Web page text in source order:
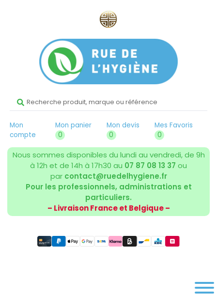
Mon
compte
Mon panier
0
Mon devis
0
Mes Favoris
0
Nous sommes disponibles du lundi au vendredi, de 9h
à 12h et de 14h à 17h30 au 07 87 08 13 37 ou
par contact@ruedelhygiene.fr
Pour les professionnels, administrations et
particuliers.
– Livraison France et Belgique –